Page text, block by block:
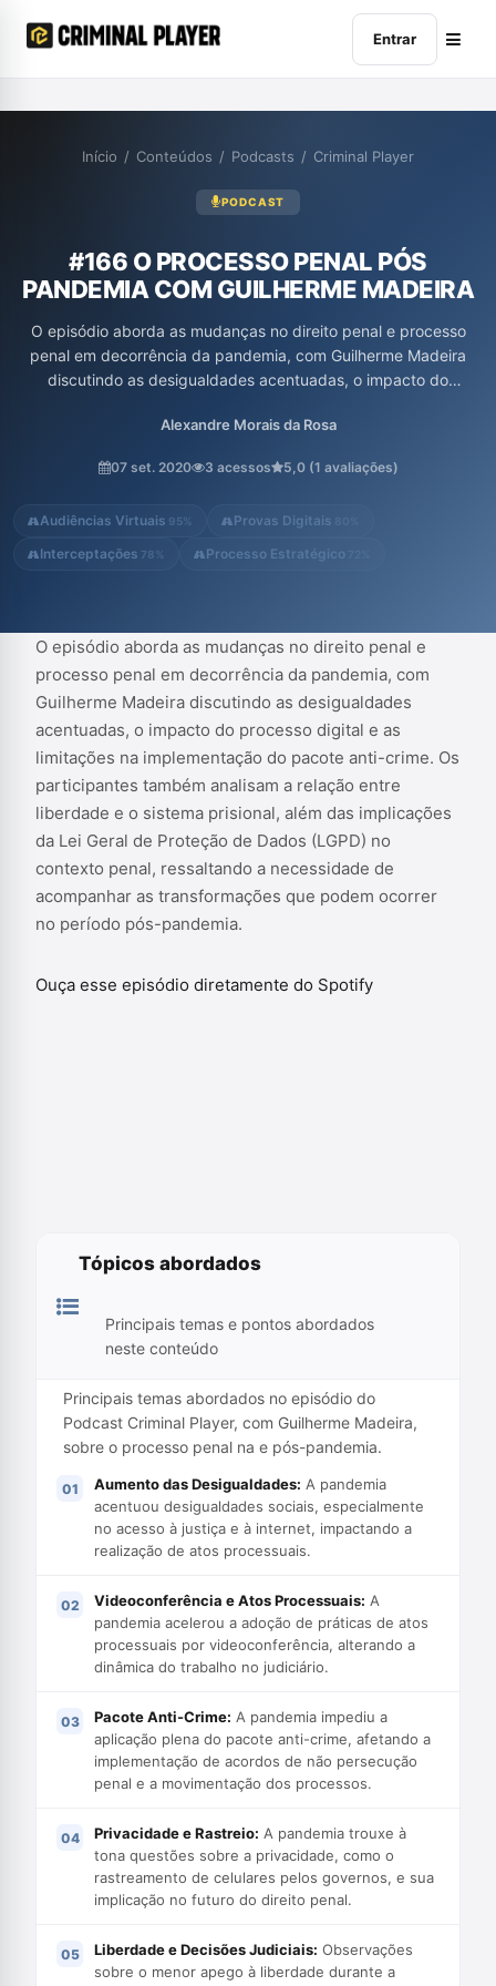
Entrar
Início / Conteúdos / Podcasts / Criminal Player
PODCAST
#166 O PROCESSO PENAL PÓS
PANDEMIA COM GUILHERME MADEIRA
O episódio aborda as mudanças no direito penal e processo
penal em decorrência da pandemia, com Guilherme Madeira
discutindo as desigualdades acentuadas, o impacto do
anti-crime. Os participantes também analisam a relação entre
Geral de Proteção de Dados (LGPD) no contexto penal,
que podem ocorrer no período pós-pand...
Alexandre Morais da Rosa
07 set. 2020 3 acessos 5,0 (1 avaliações)
Audiências Virtuais 95% Provas Digitais
Interceptações 78% Processo Estratégico
O episódio aborda as mudanças no direito penal e
processo penal em decorrência da pandemia, com
Guilherme Madeira discutindo as desigualdades
acentuadas, o impacto do processo digital e as
limitações na implementação do pacote anti-crime. Os
participantes também analisam a relação entre
liberdade e o sistema prisional, além das implicações
da Lei Geral de Proteção de Dados (LGPD) no
contexto penal, ressaltando a necessidade de
acompanhar as transformações que podem ocorrer
no período pós-pandemia.
Ouça esse episódio diretamente do Spotify
Tópicos abordados
Principais temas e pontos abordados
neste conteúdo
Principais temas abordados no episódio do
Podcast Criminal Player, com Guilherme Madeira,
sobre o processo penal na e pós-pandemia.
Aumento das Desigualdades: A pandemia
acentuou desigualdades sociais, especialmente
no acesso à justiça e à internet, impactando a
realização de atos processuais.
Videoconferência e Atos Processuais: A
pandemia acelerou a adoção de práticas de atos
processuais por videoconferência, alterando a
dinâmica do trabalho no judiciário.
Pacote Anti-Crime: A pandemia impediu a
aplicação plena do pacote anti-crime, afetando a
implementação de acordos de não persecução
penal e a movimentação dos processos.
Privacidade e Rastreio: A pandemia trouxe à
tona questões sobre a privacidade, como o
rastreamento de celulares pelos governos, e sua
implicação no futuro do direito penal.
Liberdade e Decisões Judiciais: Observações
sobre o menor apego à liberdade durante a